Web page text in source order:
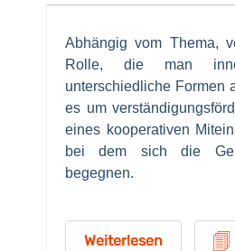
Abhängig vom Thema,
Rolle, die man
unterschiedliche Formen
es um
eines kooperativen
bei dem sich die
begegnen.
Weiterlesen